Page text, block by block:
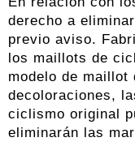
derecho a
previo aviso.
los maillots de
modelo de
decoloraciones,
ciclismo original
eliminarán las